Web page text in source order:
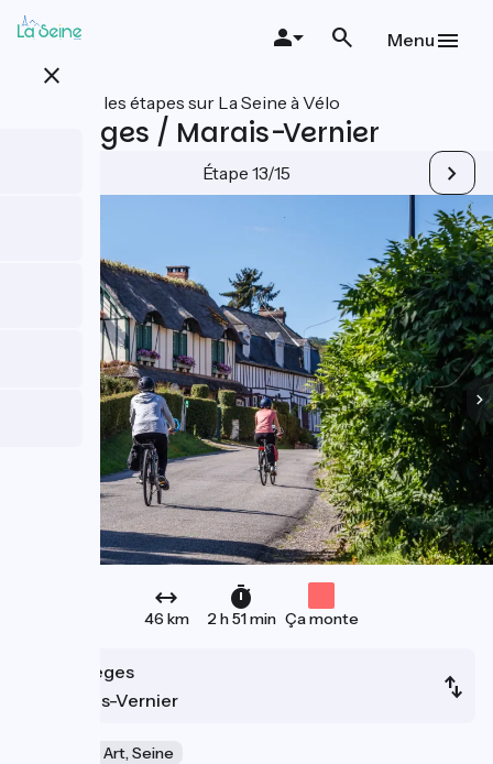
Aller
au
principal
close
Menu
Toutes les étapes sur La Seine à Vélo
Jumièges / Marais-Vernier
Étape 13/15
46 km 2 h 51 min Ça monte
Jumièges
Marais-Vernier
Culture et Art, Seine